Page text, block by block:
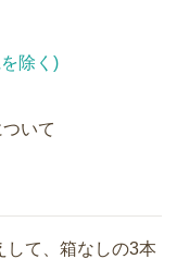
除く)
いて
して、箱なしの3本